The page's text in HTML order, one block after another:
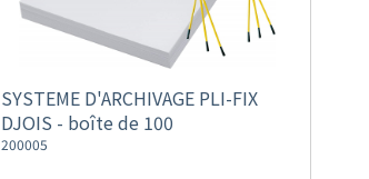
SYSTEME D'ARCHIVAGE PLI-FIX
DJOIS - boîte de 100
200005